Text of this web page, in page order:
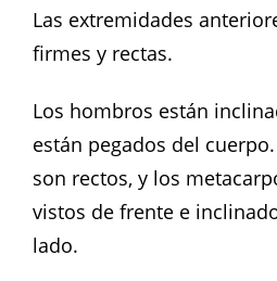
Las extremidades
firmes y rectas.
Los hombros están
están pegados del
son rectos, y los
vistos de frente e
lado.